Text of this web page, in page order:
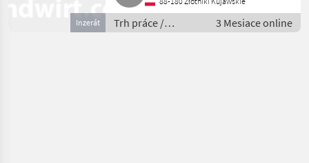
Inzerát
Trh práce /
Sezónni pracovníci
3 Mesiace online